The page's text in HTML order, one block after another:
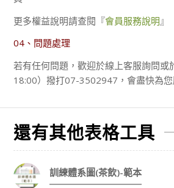
更多權益說明請查閱『會員服務說明 』
04、問題處理
若有任何問題，歡迎於線上客服詢問或
18:00）撥打07-3502947，會盡快為您
還有其他表格工具
訓練體系圖(茶飲)-範本